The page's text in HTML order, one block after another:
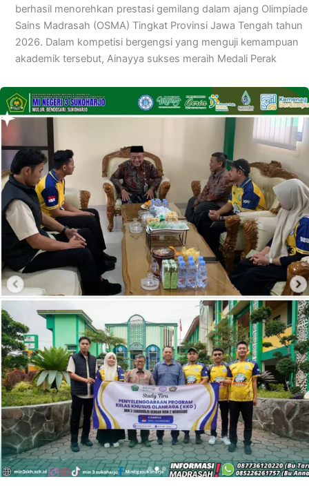
berhasil menorehkan prestasi gemilang dalam ajang Olimpiade
Sains Madrasah (OSMA) Tingkat Provinsi Jawa Tengah tahun
2026. Dalam kompetisi bergengsi yang menguji kemampuan
akademik tersebut, Ainayya sukses meraih Medali Perak